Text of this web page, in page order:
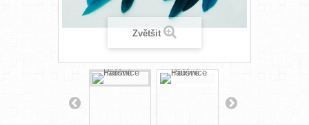
Zvětšit